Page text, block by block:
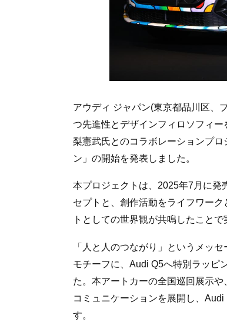
アウディ ジャパン(東京都品川区、
つ先進性とデザインフィロソフィ
梨憲武氏とのコラボレーションプ
ン」の開始を発表しました。
本プロジェクトは、2025年7月に発
セプトと、創作活動をライフワー
トとしての世界観が共鳴したことで
「人と人のつながり」というメッ
モチーフに、Audi Q5へ特別ラッピ
た。本アートカーの全国巡回展示
コミュニケーションを展開し、
す。